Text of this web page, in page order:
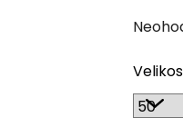
je
0,0